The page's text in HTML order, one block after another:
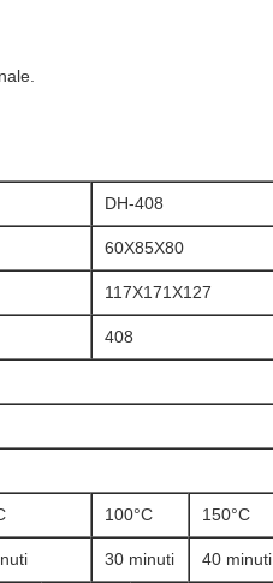
DH-408
60X85X80
117X171X127
408
100°C 150°C
30 minuti 40 minuti